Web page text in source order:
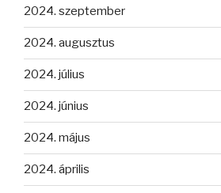
2024. szeptember
2024. augusztus
2024. július
2024. június
2024. május
2024. április